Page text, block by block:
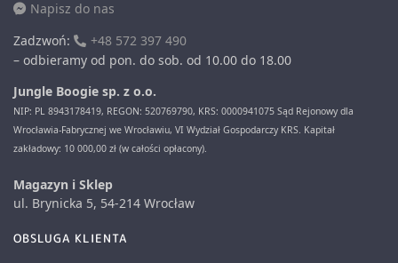
Napisz do nas
Zadzwoń:
+48 572 397 490
– odbieramy od pon. do sob. od 10.00 do 18.00
Jungle Boogie sp. z o.o.
NIP: PL 8943178419, REGON: 520769790, KRS: 0000941075 Sąd Rejonowy dla
Wrocławia-Fabrycznej we Wrocławiu, VI Wydział Gospodarczy KRS. Kapitał
zakładowy: 10 000,00 zł (w całości opłacony).
Magazyn i Sklep
ul. Brynicka 5, 54-214 Wrocław
OBSLUGA KLIENTA